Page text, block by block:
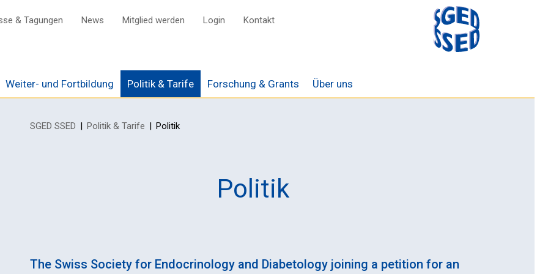
& Tagungen News Mitglied werden Login Kontakt
Weiter- und Fortbildung Politik & Tarife Forschung & Grants Über uns
Netzwerk International
SGED SSED Politik & Tarife Politik
Politik
The Swiss Society for Endocrinology and Diabetology joining a petition for an